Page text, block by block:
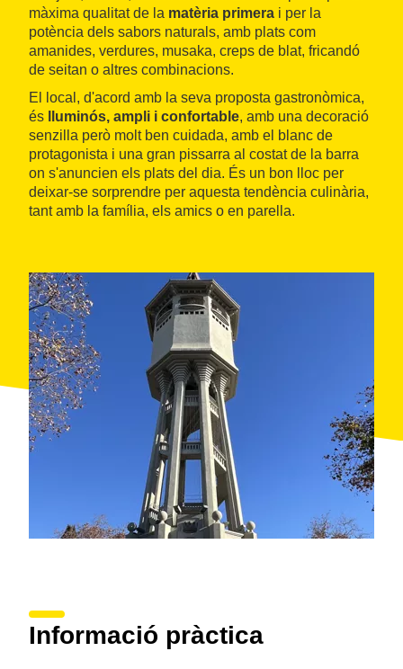
màxima qualitat de la matèria primera i per la
potència dels sabors naturals, amb plats com
amanides, verdures, musaka, creps de blat, fricandó
de seitan o altres combinacions.
El local, d'acord amb la seva proposta gastronòmica,
és
lluminós, ampli i confortable, amb una decoració
senzilla però molt ben cuidada, amb el blanc de
protagonista i una gran pissarra al costat de la barra
on s'anuncien els plats del dia. És un bon lloc per
deixar-se sorprendre per aquesta tendència culinària,
tant amb la família, els amics o en parella.
Informació pràctica